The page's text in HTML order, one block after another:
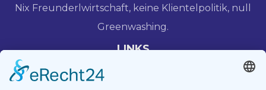
Nix Freunderlwirtschaft, keine Klientelpolitik, null
Greenwashing.
LINKS